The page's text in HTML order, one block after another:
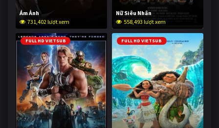
Ám Ảnh
731,402 lượt xem
Nữ Siêu Nhân
558,493 lượt xem
FULL HD VIETSUB FULL HD VIETSUB